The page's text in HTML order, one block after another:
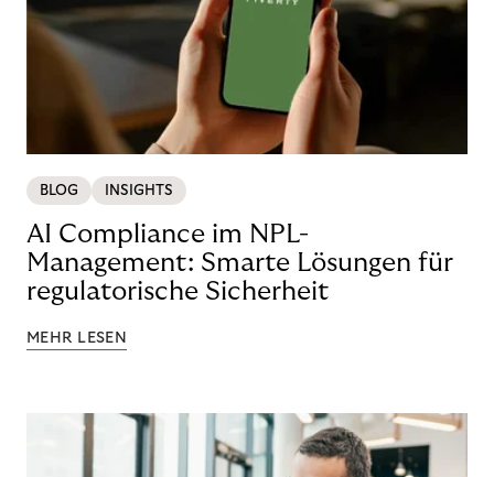
BLOG INSIGHTS
AI Compliance im NPL-
Management: Smarte Lösungen für
regulatorische Sicherheit
MEHR LESEN